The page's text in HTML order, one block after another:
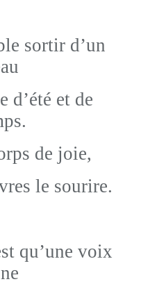
sortir d’un
d’été et de
de joie,
le sourire.
qu’une voix